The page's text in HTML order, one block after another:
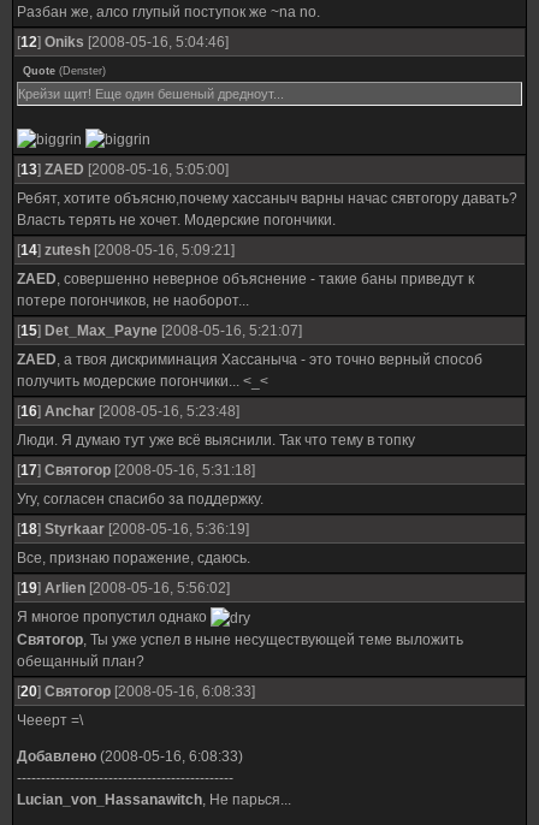
Разбан же, алсо глупый поступок же ~na no.
[12] Oniks [2008-05-16, 5:04:46]
Quote (Denster)
Крейзи щит! Еще один бешеный дредноут...
[13] ZAED [2008-05-16, 5:05:00]
Ребят, хотите объясню,почему хассаныч варны начас сявтогору давать?
Власть терять не хочет. Модерские погончики.
[14] zutesh [2008-05-16, 5:09:21]
ZAED, совершенно неверное объяснение - такие баны приведут к
потере погончиков, не наоборот...
[15] Det_Max_Payne [2008-05-16, 5:21:07]
ZAED, а твоя дискриминация Хассаныча - это точно верный способ
получить модерские погончики... <_<
[16] Anchar [2008-05-16, 5:23:48]
Люди. Я думаю тут уже всё выяснили. Так что тему в топку
[17] Святогор [2008-05-16, 5:31:18]
Угу, согласен спасибо за поддержку.
[18] Styrkaar [2008-05-16, 5:36:19]
Все, признаю поражение, сдаюсь.
[19] Arlien [2008-05-16, 5:56:02]
Я многое пропустил однако
Святогор, Ты уже успел в ныне несуществующей теме выложить
обещанный план?
[20] Святогор [2008-05-16, 6:08:33]
Чееерт =\
Добавлено (2008-05-16, 6:08:33)
---------------------------------------------
Lucian_von_Hassanawitch, Не парься...